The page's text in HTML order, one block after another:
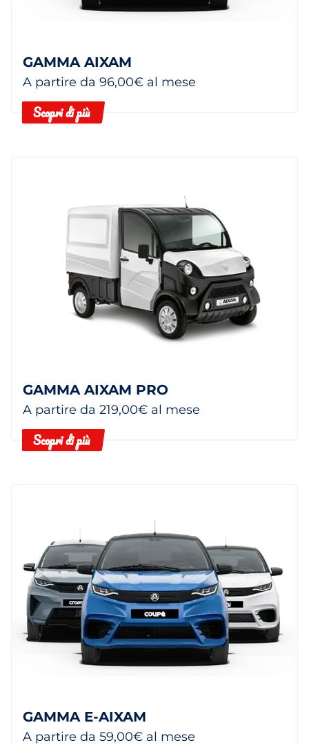
GAMMA AIXAM
A partire da 96,00€ al mese
Scopri di più
GAMMA AIXAM PRO
A partire da 219,00€ al mese
Scopri di più
GAMMA E-AIXAM
A partire da 59,00€ al mese